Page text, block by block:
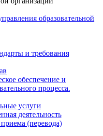
образовательной
и требования
обеспечение и
процесса.
услуги
деятельность
(перевода)